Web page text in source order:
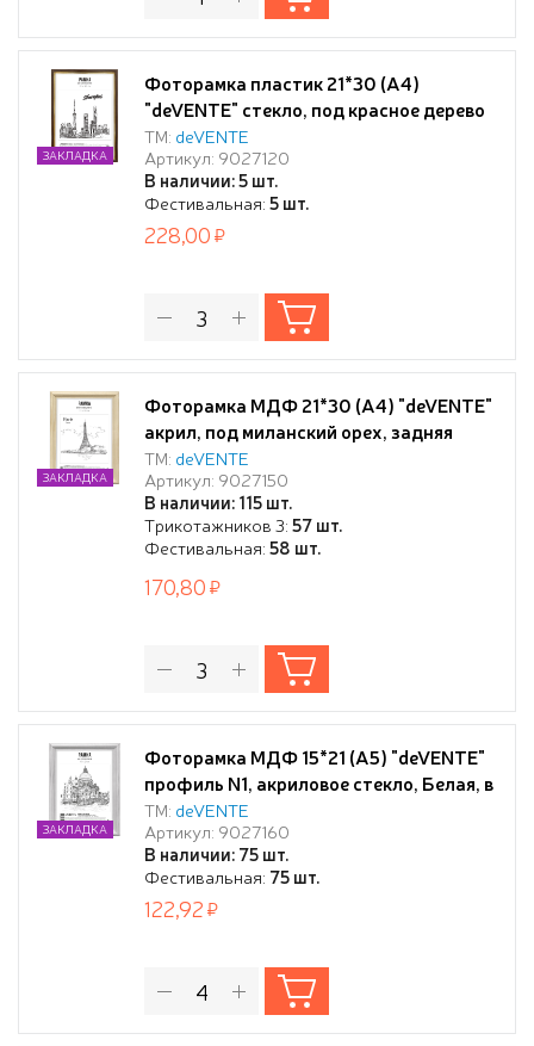
Фоторамка пластик 21*30 (А4)
"deVENTE" стекло, под красное дерево
ТМ: deVENTE
Артикул: 9027120
В наличии: 5 шт.
Фестивальная:5 шт.
ЗАКЛАДКА
228,00
Фоторамка МДФ 21*30 (А4) "deVENTE"
акрил, под миланский орех, задняя
панель - переплетный картон
ТМ: deVENTE
Артикул: 9027150
В наличии: 115 шт.
Трикотажников 3:57 шт.
Фестивальная:58 шт.
ЗАКЛАДКА
170,80
Фоторамка МДФ 15*21 (А5) "deVENTE"
профиль N1, акриловое стекло, Белая, в
термоусадочной пленке
ТМ: deVENTE
Артикул: 9027160
В наличии: 75 шт.
Фестивальная: 75 шт.
ЗАКЛАДКА
122,92